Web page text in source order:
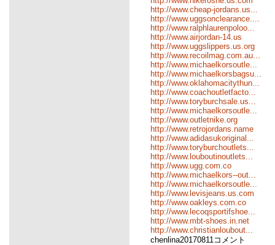
http://www.cheap-jordans.us...
http://www.uggsonclearance....
http://www.ralphlaurenpoloo...
http://www.airjordan-14.us
http://www.uggslippers.us.org
http://www.recoilmag.com.au...
http://www.michaelkorsoutle...
http://www.michaelkorsbagsu...
http://www.oklahomacitythun...
http://www.coachoutletfacto...
http://www.toryburchsale.us...
http://www.michaelkorsoutle...
http://www.outletnike.org
http://www.retrojordans.name
http://www.adidasukoriginal...
http://www.toryburchoutlets...
http://www.louboutinoutlets...
http://www.ugg.com.co
http://www.michaelkors--out...
http://www.michaelkorsoutle...
http://www.levisjeans.us.com
http://www.oakleys.com.co
http://www.lecoqsportifshoe...
http://www.mbt-shoes.in.net
http://www.christianloubout...
chenlina20170811コメント